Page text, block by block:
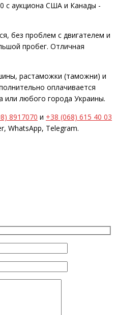
с аукциона США и Канады -
без проблем с двигателем и
пробег. Отличная
растаможки (таможни) и
оплачивается
или любого города Украины.
8917070 и +38 (068) 615 40 03
WhatsApp, Telegram.